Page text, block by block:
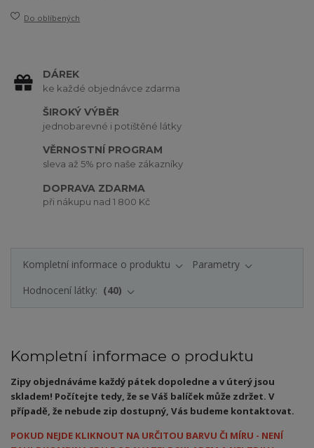
Do oblíbených
DÁREK
ke každé objednávce zdarma
ŠIROKÝ VÝBĚR
jednobarevné i potištěné látky
VĚRNOSTNÍ PROGRAM
sleva až 5% pro naše zákazníky
DOPRAVA ZDARMA
při nákupu nad 1 800 Kč
Kompletní informace o produktu
Parametry
Hodnocení látky:
40
Kompletní informace o produktu
Zipy objednáváme každý pátek dopoledne a v úterý jsou
skladem! Počítejte tedy, že se Váš balíček může zdržet. V
případě, že nebude zip dostupný, Vás budeme kontaktovat.
POKUD NEJDE KLIKNOUT NA URČITOU BARVU ČI MÍRU - NENÍ